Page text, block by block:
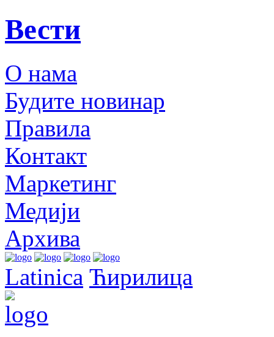
Вести
О нама
Будите новинар
Правила
Контакт
Маркетинг
Медији
Архива
Latinica Ћирилица